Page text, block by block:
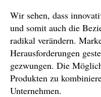
Wir sehen, dass
und somit auch die
radikal verändern.
Herausforderungen
gezwungen. Die
Produkten zu
Unternehmen.